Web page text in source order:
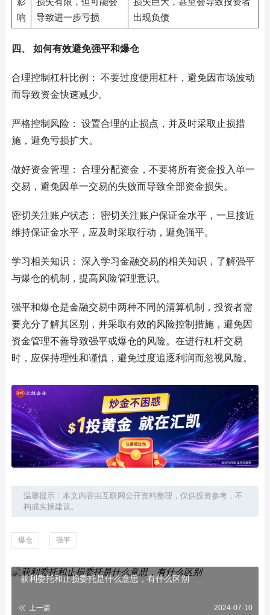
响
导致进一步亏损
出现负债
四、 如何有效避免强平和爆仓
合理控制杠杆比例： 不要过度使用杠杆，避免因市场波动
而导致资金快速减少。
严格控制风险： 设置合理的止损点，并及时采取止损措
施，避免亏损扩大。
做好资金管理： 合理分配资金，不要将所有资金投入单一
交易，避免因单一交易的失败而导致全部资金损失。
密切关注账户状态： 密切关注账户保证金水平，一旦接近
维持保证金水平，应及时采取行动，避免强平。
学习相关知识： 深入学习金融交易的相关知识，了解强平
与爆仓的机制，提高风险管理意识。
强平和爆仓是金融交易中两种不同的清算机制，投资者需
要充分了解其区别，并采取有效的风险控制措施，避免因
资金管理不善导致强平或爆仓的风险。在进行杠杆交易
时，应保持理性和谨慎，避免过度追逐利润而忽视风险。
温馨提示：本文内容由互联网公开资料整理，仅供投资参考，不
构成实操建议。
爆仓 强平
获利委托和止损委托是什么意思，有什么区别
上一篇 2024-07-10